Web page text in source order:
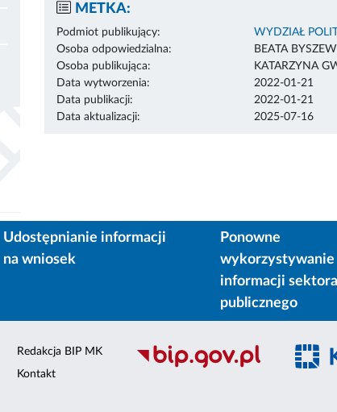
METKA:
Podmiot publikujący:
WYDZIAŁ
Osoba odpowiedzialna:
BEATA
Osoba publikująca:
KATARZYNA
Data wytworzenia:
2022-01-21
Data publikacji:
2022-01-21
Data aktualizacji:
2025-07-16
Udostępnianie informacji
na wniosek
Ponowne
wykorzystywanie
informacji sektora
publicznego
Redakcja BIP MK
Kontakt